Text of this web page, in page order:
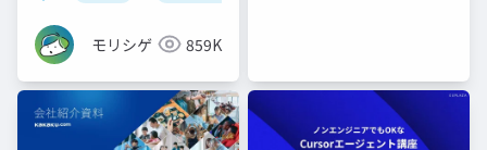
モリシゲ 859K